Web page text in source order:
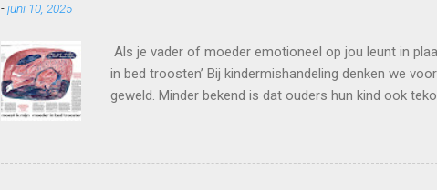
-juni 10, 2025
Als je vader of moeder emotioneel op jou leunt in
in bed troosten’ Bij kindermishandeling denken we
geweld. Minder bekend is dat ouders hun kind ook
oud was, huilde mijn moeder al bij me uit. Ik moest
klaagde over eenzaamheid. Werd het haar echt te